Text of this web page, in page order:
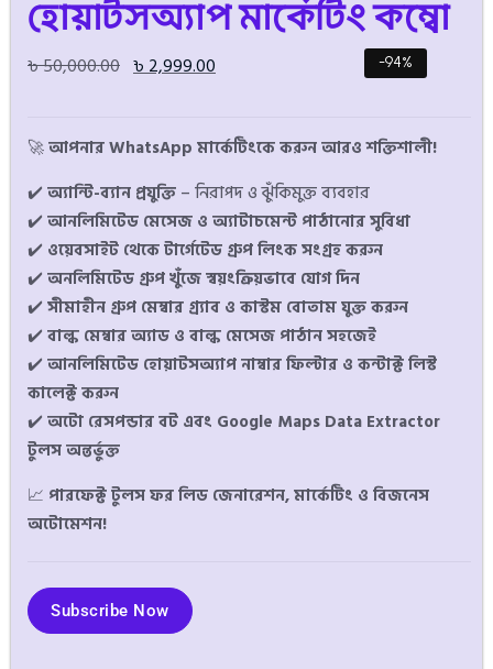
হোয়াটসঅ্যাপ মার্কেটিং কম্বো
৳50,000.00 ৳2,999.00 -94%
🚀আপনার WhatsApp মার্কেটিংকে করুন আরও শক্তিশালী!
✔️ অ্যান্টি-ব্যান প্রযুক্তি – নিরাপদ ও ঝুঁকিমুক্ত ব্যবহার
✔️ আনলিমিটেড মেসেজ ও অ্যাটাচমেন্ট পাঠানোর সুবিধা
✔️ ওয়েবসাইট থেকে টার্গেটেড গ্রুপ লিংক সংগ্রহ করুন
✔️ অনলিমিটেড গ্রুপ খুঁজে স্বয়ংক্রিয়ভাবে যোগ দিন
✔️ সীমাহীন গ্রুপ মেম্বার গ্র্যাব ও কাস্টম বোতাম যুক্ত করুন
✔️ বাল্ক মেম্বার অ্যাড ও বাল্ক মেসেজ পাঠান সহজেই
✔️ আনলিমিটেড হোয়াটসঅ্যাপ নাম্বার ফিল্টার ও কন্টাক্ট লিস্ট
কালেক্ট করুন
✔️ অটো রেসপন্ডার বট এবং Google Maps Data Extractor
টুলস অন্তর্ভুক্ত
📈 পারফেক্ট টুলস ফর লিড জেনারেশন, মার্কেটিং ও বিজনেস
অটোমেশন!
Subscribe Now